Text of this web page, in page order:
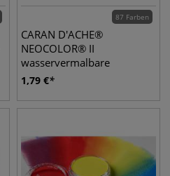
87 Farben
CARAN D'ACHE®
NEOCOLOR® II
wasservermalbare
Wachspastelle, einzeln
1,79 €